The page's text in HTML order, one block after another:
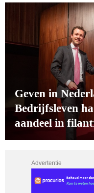
Geven in
Bedrijfsleven
aandeel in
Advertentie